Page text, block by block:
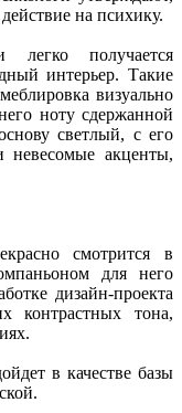
на психику.
получается
интерьер. Такие
визуально
ноту сдержанной
светлый, с его
акценты,
смотрится в
для него
дизайн-проекта
контрастных тона,
в качестве базы